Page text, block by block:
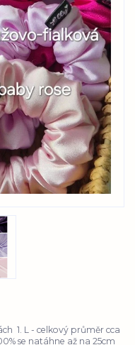
1. L - celkový průměr cca
se natáhne až na 25cm